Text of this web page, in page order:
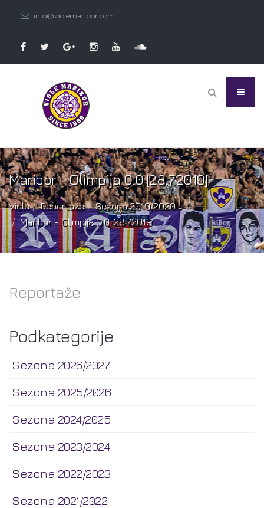
info@violemaribor.com
Maribor - Olimpija 0:0 [28.7.2019]
Viole Reportaže
Sezona 2019/2020
Maribor - Olimpija 0:0 [28.7.2019]
Reportaže
Podkategorije
Sezona 2026/2027
Sezona 2025/2026
Sezona 2024/2025
Sezona 2023/2024
Sezona 2022/2023
Sezona 2021/2022